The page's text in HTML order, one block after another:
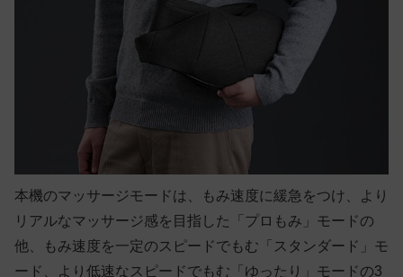
本機のマッサージモードは、もみ速度に緩急をつけ、より
リアルなマッサージ感を目指した「プロもみ」モードの
他、もみ速度を一定のスピードでもむ「スタンダード」モ
ード、より低速なスピードでもむ「ゆったり」モードの3